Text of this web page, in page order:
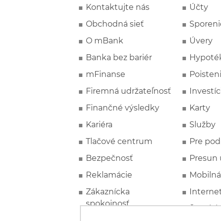
Kontaktujte nás
Obchodná sieť
O mBank
Banka bez bariér
mFinanse
Firemná udržateľnosť
Finančné výsledky
Kariéra
Tlačové centrum
Bezpečnosť
Reklamácie
Zákaznícka
spokojnosť
Účty
Úvery
Karty
Služby
Pre
Presun